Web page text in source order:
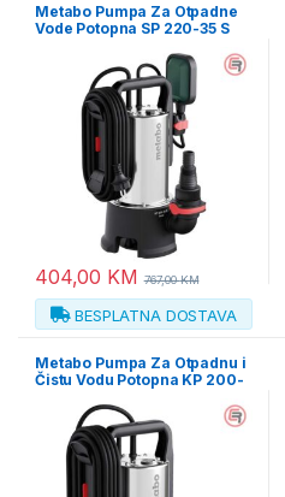
Metabo Pumpa Za Otpadne
Vode Potopna SP 220-35 S
404,00 KM 767,00KM
BESPLATNA DOSTAVA
Metabo Pumpa Za Otpadnu i
Čistu Vodu Potopna KP 200-
601793000